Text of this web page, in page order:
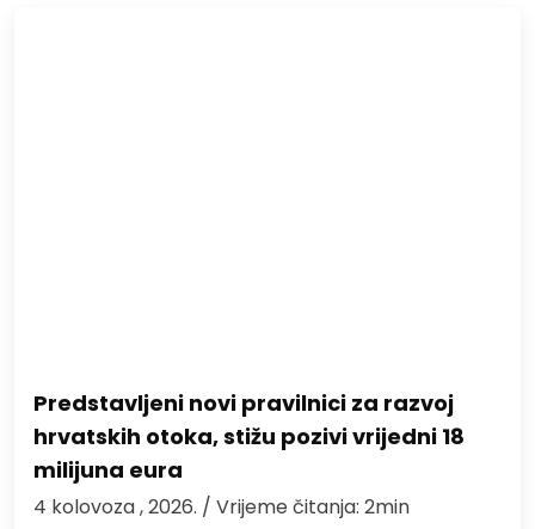
Predstavljeni novi pravilnici za razvoj
hrvatskih otoka, stižu pozivi vrijedni 18
milijuna eura
4 kolovoza , 2026. / Vrijeme čitanja: 2min